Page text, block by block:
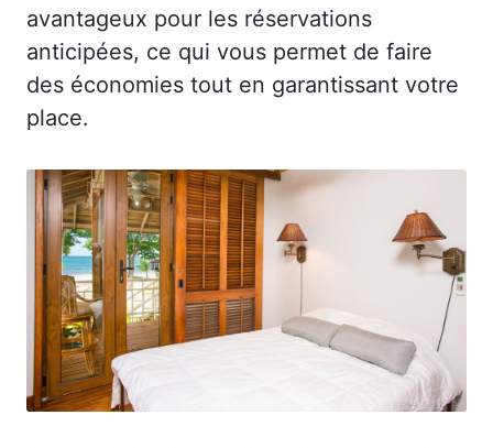
avantageux pour les réservations
anticipées, ce qui vous permet de faire
des économies tout en garantissant votre
place.